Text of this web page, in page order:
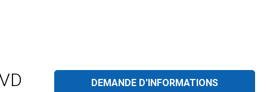
DEMANDE D'INFORMATIONS